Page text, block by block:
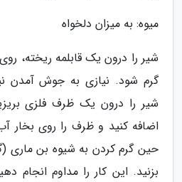
میوه: به میزان دلخواه
شیر را درون یک قابلمه ریخته،
گرم شود. نیازی به جوش
شیر را درون یک ظرف فلزی
اضافه کنید و ظرف را روی بخار
حین گرم کردن به شیوه بن ماری
بزنید. این کار را مداوم انجام